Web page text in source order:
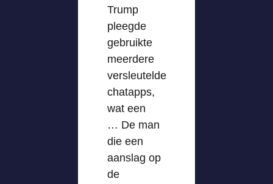
Trump
pleegde
gebruikte
meerdere
versleutelde
chatapps,
wat een
… De man
die een
aanslag op
de